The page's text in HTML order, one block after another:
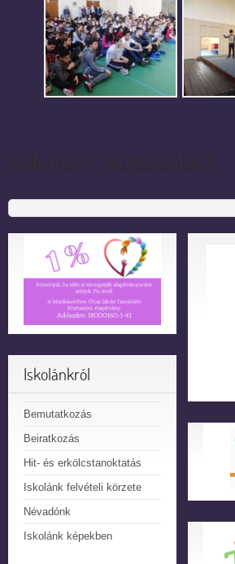
Vélemény, hozzászólás?
Iskolánkról
Bemutatkozás
Beiratkozás
Hit- és erkölcstanoktatás
Iskolánk felvételi körzete
Névadónk
Iskolánk képekben